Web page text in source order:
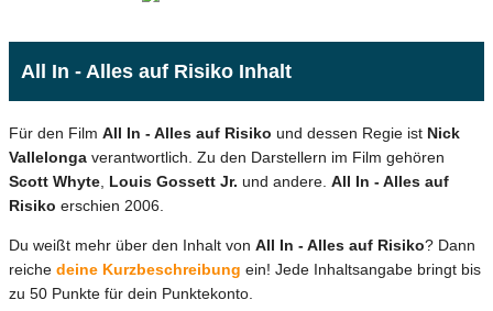
All In - Alles auf Risiko Inhalt
Für den Film All In - Alles auf Risiko und dessen Regie ist Nick
Vallelonga verantwortlich. Zu den Darstellern im Film gehören
Scott Whyte Louis Gossett Jr. und andere. All In - Alles auf
Risiko erschien 2006.
Du weißt mehr über den Inhalt von All In - Alles auf Risiko? Dann
reiche deine Kurzbeschreibung ein! Jede Inhaltsangabe bringt bis
zu 50 Punkte für dein Punktekonto.